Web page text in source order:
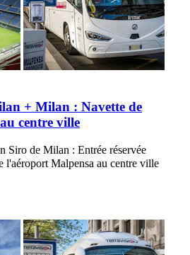
+ Milan : Navette de
centre ville
Siro de Milan : Entrée réservée
l'aéroport Malpensa au centre ville